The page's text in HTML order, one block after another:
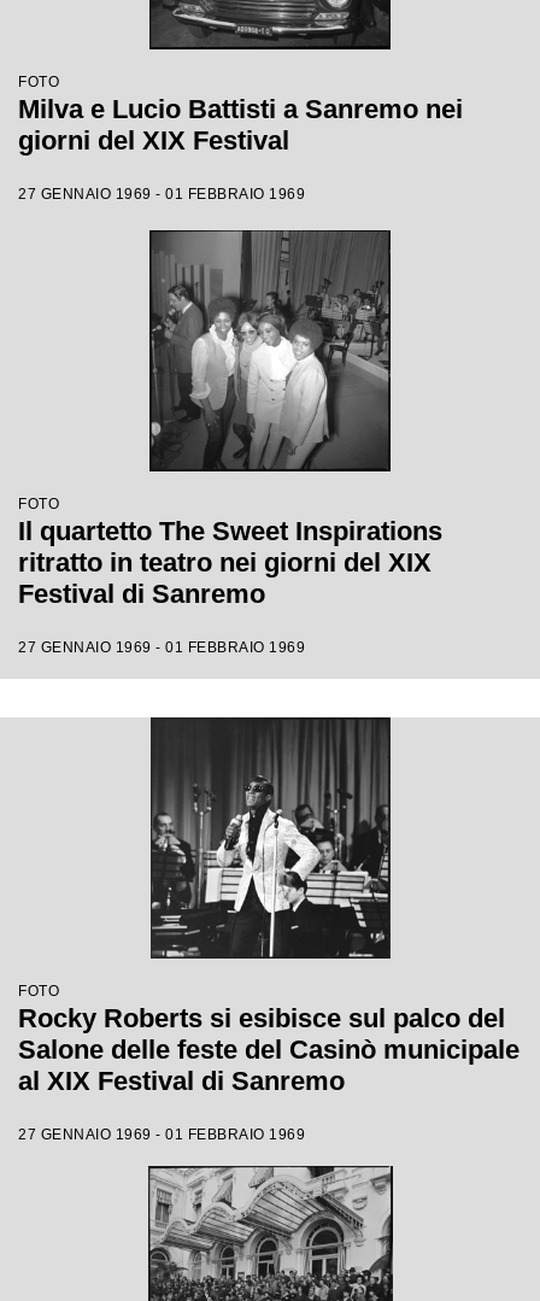
FOTO
Milva e Lucio Battisti a Sanremo nei
giorni del XIX Festival
27 GENNAIO 1969 - 01 FEBBRAIO 1969
FOTO
Il quartetto The Sweet Inspirations
ritratto in teatro nei giorni del XIX
Festival di Sanremo
27 GENNAIO 1969 - 01 FEBBRAIO 1969
FOTO
Rocky Roberts si esibisce sul palco del
Salone delle feste del Casinò municipale
al XIX Festival di Sanremo
27 GENNAIO 1969 - 01 FEBBRAIO 1969